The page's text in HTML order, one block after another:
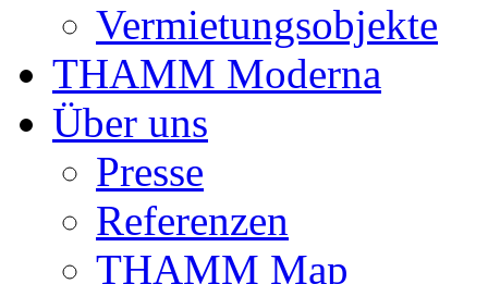
Vermietungsobjekte
THAMM Moderna
Über uns
Presse
Referenzen
THAMM Map